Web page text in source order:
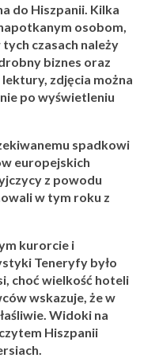
do Hiszpanii. Kilka
osobom,
tych czasach należy
biznes oraz
zdjęcia można
po wyświetleniu
spadkowi
europejskich
z powodu
w tym roku z
kurorcie i
Teneryfy było
choć wielkość hoteli
wskazuje, że w
Widoki na
Hiszpanii